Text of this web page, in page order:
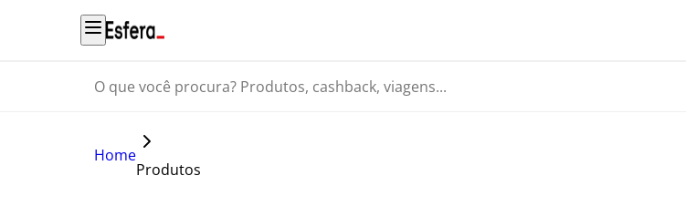
O que você procura? Produtos, cashback, viagens...
Home
Produtos